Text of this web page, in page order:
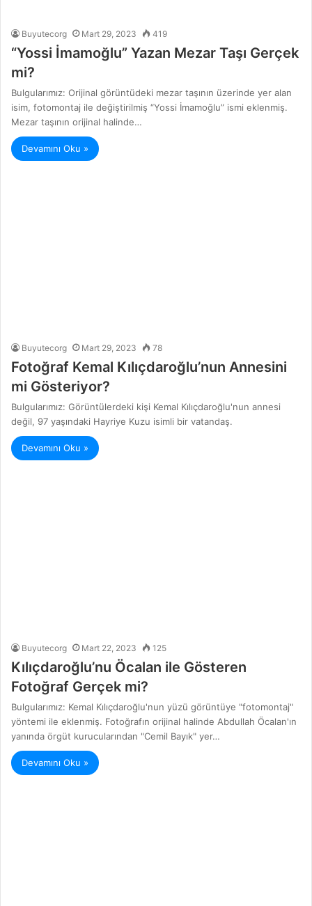
Buyutecorg Mart 29, 2023 419
“Yossi İmamoğlu” Yazan Mezar Taşı Gerçek
mi?
Bulgularımız: Orijinal görüntüdeki mezar taşının üzerinde yer alan
isim, fotomontaj ile değiştirilmiş “Yossi İmamoğlu” ismi eklenmiş.
Mezar taşının orijinal halinde…
Devamını Oku »
Buyutecorg Mart 29, 2023 78
Fotoğraf Kemal Kılıçdaroğlu’nun Annesini
mi Gösteriyor?
Bulgularımız: Görüntülerdeki kişi Kemal Kılıçdaroğlu'nun annesi
değil, 97 yaşındaki Hayriye Kuzu isimli bir vatandaş.
Devamını Oku »
Buyutecorg Mart 22, 2023 125
Kılıçdaroğlu’nu Öcalan ile Gösteren
Fotoğraf Gerçek mi?
Bulgularımız: Kemal Kılıçdaroğlu'nun yüzü görüntüye "fotomontaj"
yöntemi ile eklenmiş. Fotoğrafın orijinal halinde Abdullah Öcalan'ın
yanında örgüt kurucularından "Cemil Bayık" yer…
Devamını Oku »